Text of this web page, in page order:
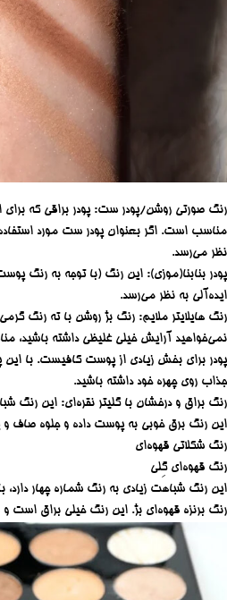
رنگ صورتی روشن/پودر ست: پودر براقی که برای
مناسب است. اگر بعنوان پودر ست مورد
نظر می‌رسد.
پودر بنابنا(موزی): این رنگ (با توجه به رنگ
ایده‌آلی به نظر می‌رسد.
رنگ هایلایتر ملایم: رنگ بژ روشن با ته رنگ
نمی‌خواهید آرایش خیلی غلیظی داشته باشید،
پودر برای بخش زیادی از پوست کافیست. با این
جذاب روی چهره خود داشته باشید.
رنگ براق و درخشان با گلیتر نقره‌ای: این رنگ
این رنگ برق خوبی به پوست داده و جلوه صاف و
رنگ شکلاتی قهوه‌ای
رنگ قهوه‌ای گِلی
این رنگ شباهت زیادی به رنگ شماره چهار
رنگ برنزه قهوه‌ای بژ. این رنگ خیلی براق است و